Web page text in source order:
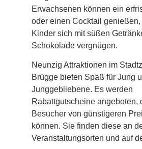
Erwachsenen können ein
oder einen Cocktail
Kinder sich mit süßen
Schokolade vergnügen.
Neunzig Attraktionen im
Brügge bieten Spaß für Jung
Junggebliebene. Es werden
Rabattgutscheine angeboten,
Besucher von günstigeren
können. Sie finden diese an
Veranstaltungsorten und auf